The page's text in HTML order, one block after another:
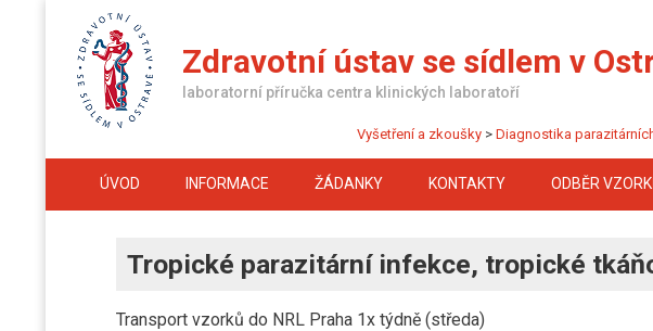
content
Zdravotní ústav se sídlem v
laboratorní příručka centra klinických laboratoří
Vyšetření a zkoušky > Diagnostika
ÚVOD INFORMACE ŽÁDANKY KONTAKTY ODBĚR
Tropické parazitární infekce, tropické
Transport vzorků do NRL Praha 1x týdně (středa)